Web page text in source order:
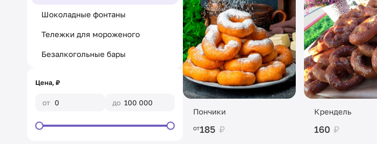
Шоколадные фонтаны
Тележки для мороженого
Безалкогольные бары
Цена, ₽
от до
Пончики
от185 ₽
Крендель
160 ₽